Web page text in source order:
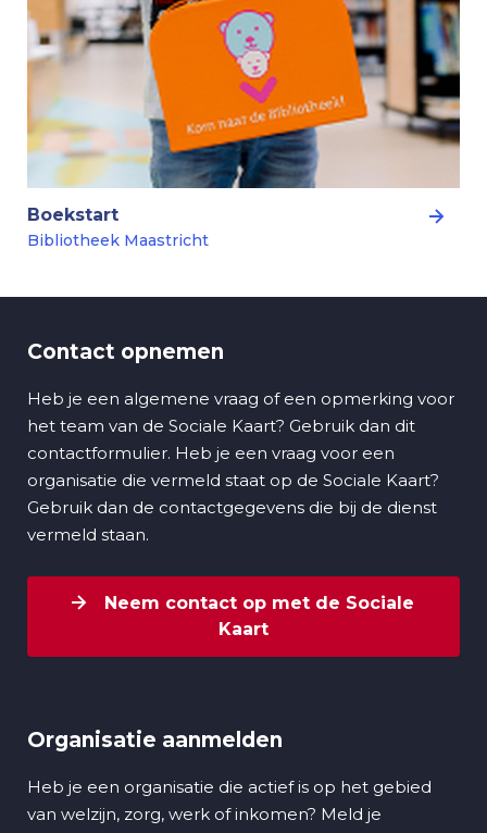
Boekstart
Bibliotheek Maastricht
Contact opnemen
Heb je een algemene vraag of een opmerking voor
het team van de Sociale Kaart? Gebruik dan dit
contactformulier. Heb je een vraag voor een
organisatie die vermeld staat op de Sociale Kaart?
Gebruik dan de contactgegevens die bij de dienst
vermeld staan.
Neem contact op met de Sociale
Kaart
Organisatie aanmelden
Heb je een organisatie die actief is op het gebied
van welzijn, zorg, werk of inkomen? Meld je